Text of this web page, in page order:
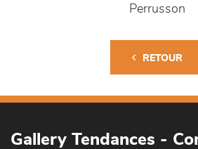
Perrusson
RETOUR
Gallery Tendances -